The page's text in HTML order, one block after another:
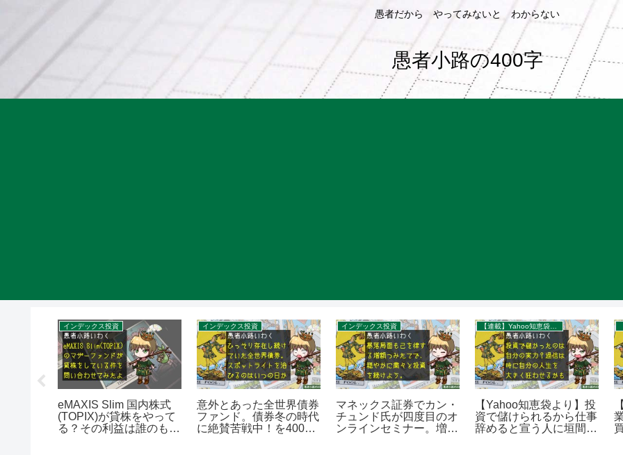
愚者だから やってみないと わからない
愚者小路の400字
インデックス投資
eMAXIS Slim 国内株式
(TOPIX)が貸株をやって
る？その利益は誰のも
インデックス投資
意外とあった全世界債券
ファンド。債券冬の時代
に絶賛苦戦中！を400字
インデックス投資
マネックス証券でカン・
チュンド氏が四度目のオ
ンラインセミナー。増額
【連載】Yahoo知恵袋：秀逸質問＆回答録
【Yahoo知恵袋より】投
資で儲けられるから仕事
辞めると宣う人に垣間見